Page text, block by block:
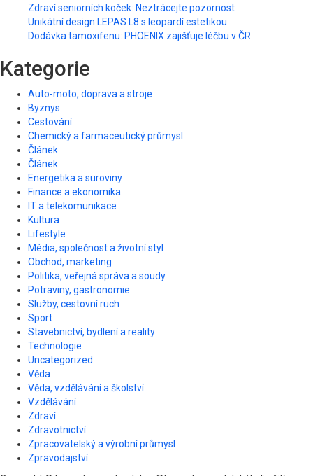
Zdraví seniorních koček: Neztrácejte pozornost
Unikátní design LEPAS L8 s leopardí estetikou
Dodávka tamoxifenu: PHOENIX zajišťuje léčbu v ČR
Kategorie
Auto-moto, doprava a stroje
Byznys
Cestování
Chemický a farmaceutický průmysl
Článek
Článek
Energetika a suroviny
Finance a ekonomika
IT a telekomunikace
Kultura
Lifestyle
Média, společnost a životní styl
Obchod, marketing
Politika, veřejná správa a soudy
Potraviny, gastronomie
Služby, cestovní ruch
Sport
Stavebnictví, bydlení a reality
Technologie
Uncategorized
Věda
Věda, vzdělávání a školství
Vzdělávání
Zdraví
Zdravotnictví
Zpracovatelský a výrobní průmysl
Zpravodajství